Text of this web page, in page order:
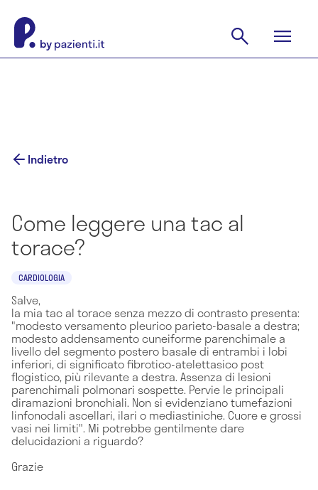
Indietro
Come leggere una tac al
torace?
CARDIOLOGIA
Salve,
la mia tac al torace senza mezzo di contrasto presenta:
"modesto versamento pleurico parieto-basale a destra;
modesto addensamento cuneiforme parenchimale a
livello del segmento postero basale di entrambi i lobi
inferiori, di significato fibrotico-atelettasico post
flogistico, più rilevante a destra. Assenza di lesioni
parenchimali polmonari sospette. Pervie le principali
diramazioni bronchiali. Non si evidenziano tumefazioni
linfonodali ascellari, ilari o mediastiniche. Cuore e grossi
vasi nei limiti". Mi potrebbe gentilmente dare
delucidazioni a riguardo?
Grazie